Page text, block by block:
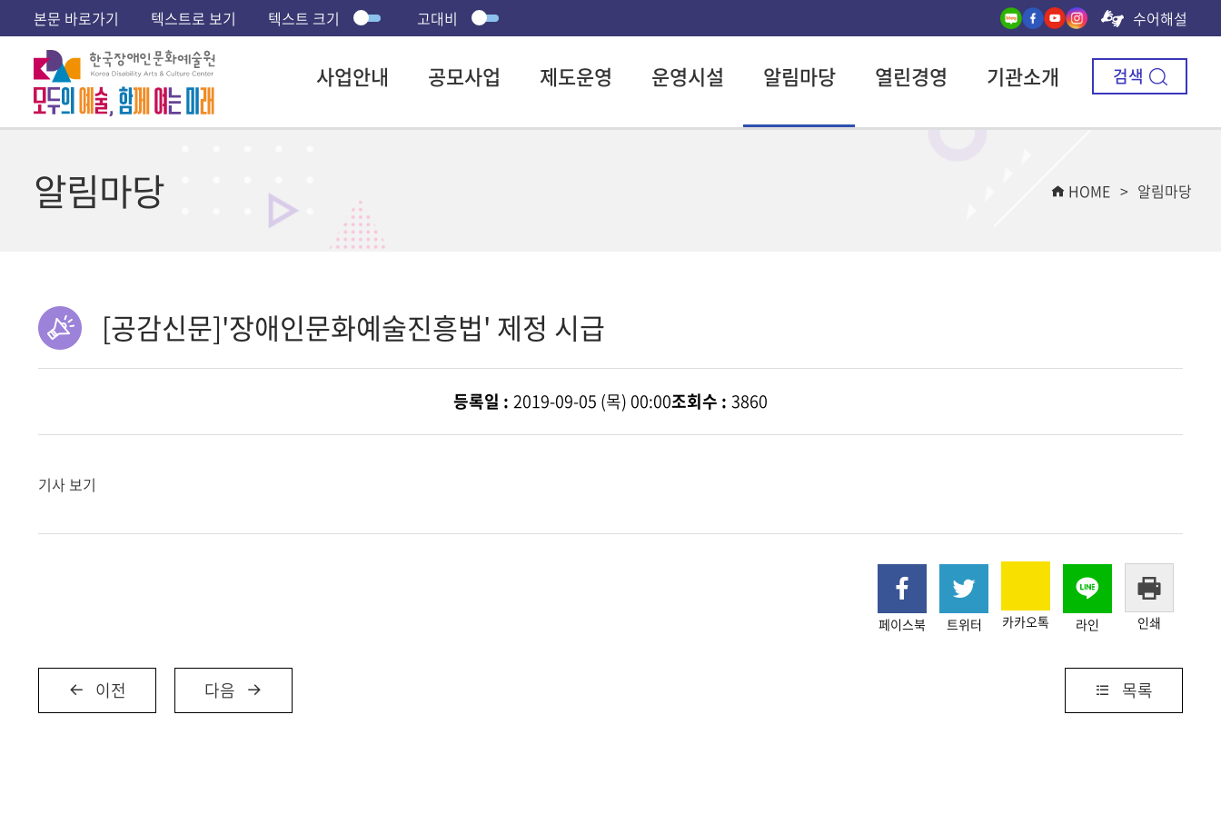
본문 바로가기 텍스트로 보기 텍스트 크기 고대비 수어해설
사업안내 공모사업 제도운영 운영시설 알림마당 열린경영 기관소개 검색
알림마당 HOME 알림마당
[공감신문]'장애인문화예술진흥법' 제정 시급
등록일 : 2019-09-05 (목) 00:00조회수 : 3860
기사 보기
페이스북 트위터 카카오톡 라인 인쇄
이전 다음 목록